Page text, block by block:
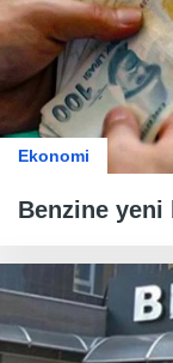
Ekonomi
Benzine